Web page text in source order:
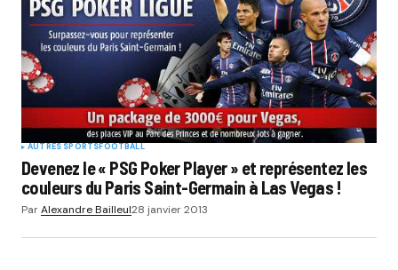
AUTRES SPORTSFOOTBALL
Devenez le « PSG Poker Player » et représentez les
couleurs du Paris Saint-Germain à Las Vegas !
ParAlexandre Bailleul28 janvier 2013